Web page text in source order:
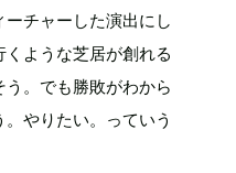
チャーした演出にし
ような芝居が創れる
。でも勝敗がわから
やりたい。っていう